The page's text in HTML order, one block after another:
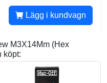
Lägg i kundvagn
M3X14Mm (Hex
köpt: